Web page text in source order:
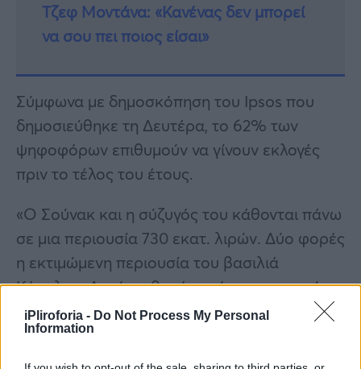
iPliroforia - Do Not Process My Personal
Information
Τζεφ Μοντάνα: «Κανένας δεν μπορεί
να σου πει ποιος είσαι»
Σύμφωνα με δημοσκόπηση του Ipsos που
δημοσιεύθηκε τη Δευτέρα, το 62% των
ψηφοφόρων επιθυμούν να γίνουν εκλογές
πριν το τέλος του έτους.
«Ο Σούνακ και η σύζυγός του κάθονται πάνω
σε μια περιουσία 730 εκατ. λιρών. Δύο φορές
η εκτιμώμενη περιουσία του βασιλιά
Κάρολου. Αυτό να θυμάστε όταν τον ακούτε
να μιλά για ‘δύσκολες αποφάσεις’», τόνισε η
Νάντια Γουίτομ βουλευτής των Εργατικών.